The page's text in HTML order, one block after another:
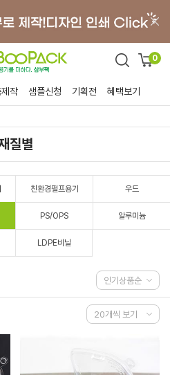
0
작 샘플신청 기획전 혜택보기
질별
친환경펄프용기 우드
PS/OPS 알루미늄
LDPE비닐